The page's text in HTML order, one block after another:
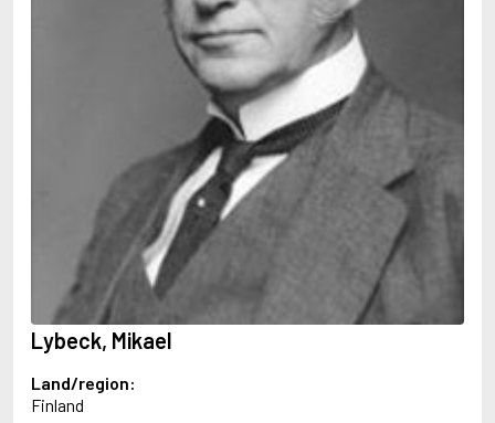
Abrahams, Peter (f. 1919)
Abrahams, Peter (f. 1947)
Achebe, Chinua
Achmatova, Anna
Aciman, André
Ackebo, Lena
Acker, Kathy
Ackroyd, Peter
Adam de la Halle
Adamov, Arthur
Adams, Douglas
Adams, Jane
Adams, Richard
Lybeck, Mikael
Land/region:
Finland